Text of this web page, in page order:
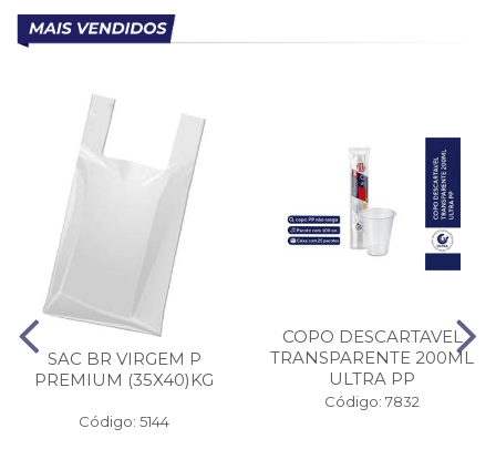
SAC BR VIRGEM P
PREMIUM (35X40)KG
Código: 5144
COPO DESCARTAVEL
TRANSPARENTE 200ML
ULTRA PP
Código: 7832